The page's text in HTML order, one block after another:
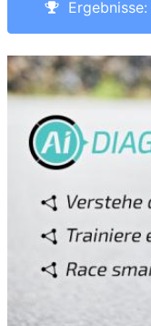
Ergebnisse: